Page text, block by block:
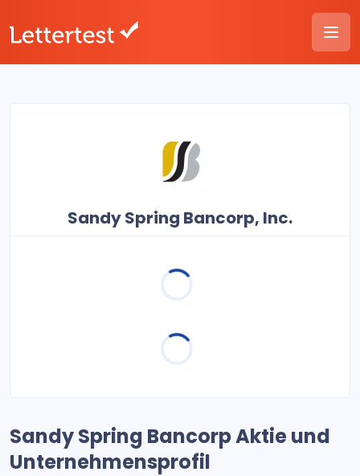
Sandy Spring Bancorp, Inc.
Sandy Spring Bancorp Aktie und
Unternehmensprofil